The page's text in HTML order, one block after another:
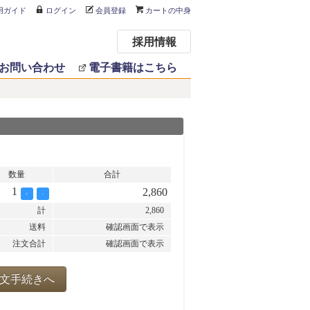
ガイド ログイン 会員登録 カートの中身
お問い合わせ 電子書籍はこちら
採用情報
数量 合計
1 + - 2,860
計
2,860
送料
確認画面で表示
注文合計
確認画面で表示
手続きへ